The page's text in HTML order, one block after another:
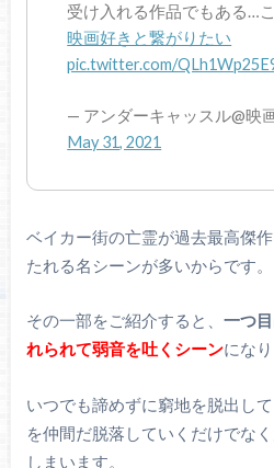
受け入れる作品でもある…
映画好きと繋がりたい
pic.twitter.com/
— アンダーキャッスル@映
May 31, 2021
ベイカー街の亡霊が過去最高傑
たれる名シーンが多いからです。
その一部をご紹介すると、 一つ目
れられて弱音を吐くシーンになり
いつでも諦めずに窮地を脱出し
を仲間だ脱落していくだけでな
しまいます。